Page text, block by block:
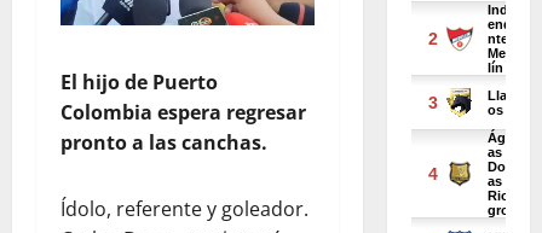
El hijo de Puerto
Colombia espera regresar
pronto a las canchas.
Ídolo, referente y goleador.